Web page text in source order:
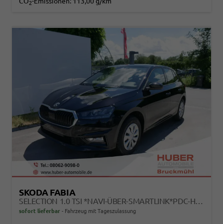
2
SKODA FABIA
SELECTION 1.0 TSI *NAVI-ÜBER-SMARTLINK*PDC-HI*LED*SHZ*KLIMA*RADIO
sofort lieferbar Fahrzeug mit Tageszulassung